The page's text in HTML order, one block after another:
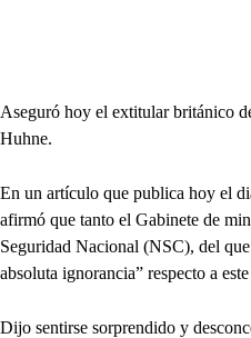
Aseguró hoy el extitular británico
Huhne.
En un artículo que publica hoy el
afirmó que tanto el Gabinete de
Seguridad Nacional (NSC), del
absoluta ignorancia” respecto a
Dijo sentirse sorprendido y